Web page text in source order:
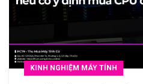
KINH NGHIỆM MÁY TÍNH